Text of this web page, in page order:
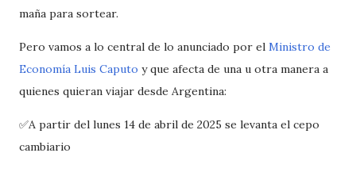
maña para sortear.
Pero vamos a lo central de lo anunciado por el Ministro de
Economía Luis Caputo y que afecta de una u otra manera a
quienes quieran viajar desde Argentina:
✅A partir del lunes 14 de abril de 2025 se levanta el cepo
cambiario